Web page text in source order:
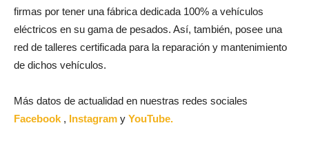
firmas por tener una fábrica dedicada 100% a vehículos
eléctricos en su gama de pesados. Así, también, posee una
red de talleres certificada para la reparación y mantenimiento
de dichos vehículos.
Más datos de actualidad en nuestras redes sociales
Facebook , Instagram y YouTube.